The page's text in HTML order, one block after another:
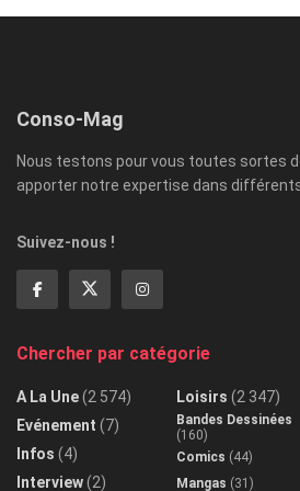
Conso-Mag
Nous testons pour vous toutes sortes
apporter notre expertise dans
Suivez-nous !
Chercher par catégorie
A La Une(2 574)
Evénement (7)
Infos (4)
Interview(2)
Loisirs (2 347)
Bandes Dessinées
(160)
Comics (44)
Mangas (31)